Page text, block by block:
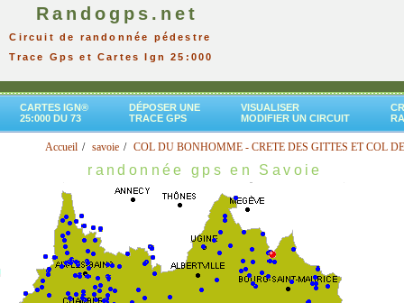
Randogps.net
Circuit de randonnée pédestre
Trace Gps et Cartes Ign 25:000
CARTES IGN®
25:000 DU 73
DÉPOSER UNE
TRACE GPS
VISUALISER
MODIFIER UN CIRCUIT
Accueil savoie COL DU BONHOMME - CRETE DES GITTES ET COL
randonnée gps en Savoie